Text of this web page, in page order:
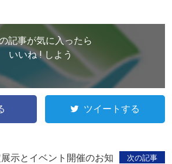
記事が気に入ったら
いいね ! しよう
ツイートする
次の記事
示とイベント開催のお知